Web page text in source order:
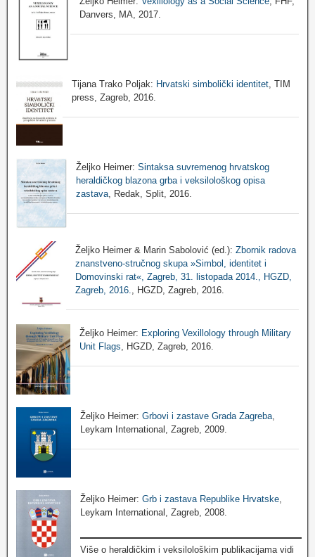
Danvers, MA, 2017.
Tijana Trako Poljak: Hrvatski simbolički identitet , TIM
press, Zagreb, 2016.
Željko Heimer: Sintaksa suvremenog hrvatskog
heraldičkog blazona grba i veksilološkog opisa
zastava, Redak, Split, 2016.
Željko Heimer & Marin Sabolović (ed.): Zbornik radova
znanstveno-stručnog skupa »Simbol, identitet i
Domovinski rat«, Zagreb, 31. listopada 2014., HGZD,
Zagreb, 2016.
, HGZD, Zagreb, 2016.
Željko Heimer: Exploring Vexillology through Military
Unit Flags , HGZD, Zagreb, 2016.
Željko Heimer: Grbovi i zastave Grada Zagreba
Leykam International, Zagreb, 2009.
Željko Heimer:Grb i zastava Republike Hrvatske
Leykam International, Zagreb, 2008.
Više o heraldičkim i veksilološkim publikacijama vidi